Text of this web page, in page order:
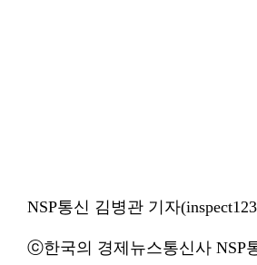
NSP통신 김병관 기자
ⓒ한국의 경제뉴스통신사 NSP